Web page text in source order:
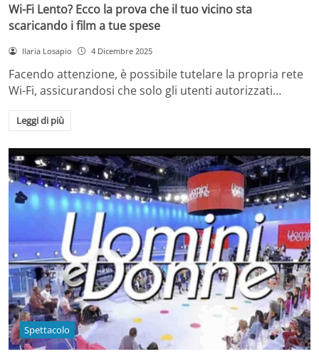
Wi-Fi Lento? Ecco la prova che il tuo vicino sta
scaricando i film a tue spese
Ilaria Losapio 4 Dicembre 2025
Facendo attenzione, è possibile tutelare la propria rete
Wi-Fi, assicurandosi che solo gli utenti autorizzati…
Leggi di più
Spettacolo